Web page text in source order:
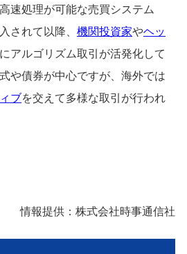
速処理が可能な売買システム
されて以降、 機関投資家やヘッ
アルゴリズム取引が活発化して
や債券が中心ですが、海外では
ブを交えて多様な取引が行われ
情報提供：株式会社時事通信社